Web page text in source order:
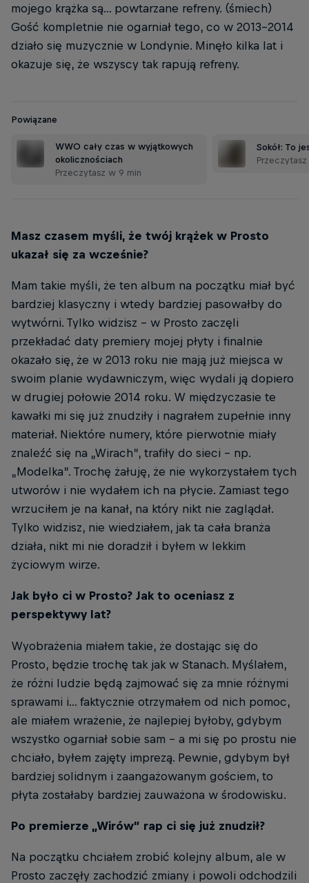
mojego krążka są... powtarzane refreny. (śmiech)
Gość kompletnie nie ogarniał tego, co w 2013-2014
działo się muzycznie w Londynie. Minęło kilka lat i
okazuje się, że wszyscy tak rapują refreny.
Powiązane
WWO cały czas w wyjątkowych
okolicznościach
Przeczytasz w 9 min
Sokół: To
Masz czasem myśli, że twój krążek w Prosto
ukazał się za wcześnie?
Mam takie myśli, że ten album na początku miał być
bardziej klasyczny i wtedy bardziej pasowałby do
wytwórni. Tylko widzisz - w Prosto zaczęli
przekładać daty premiery mojej płyty i finalnie
okazało się, że w 2013 roku nie mają już miejsca w
swoim planie wydawniczym, więc wydali ją dopiero
w drugiej połowie 2014 roku. W międzyczasie te
kawałki mi się już znudziły i nagrałem zupełnie inny
materiał. Niektóre numery, które pierwotnie miały
znaleźć się na „Wirach”, trafiły do sieci - np.
„Modelka”. Trochę żałuję, że nie wykorzystałem tych
utworów i nie wydałem ich na płycie. Zamiast tego
wrzuciłem je na kanał, na który nikt nie zaglądał.
Tylko widzisz, nie wiedziałem, jak ta cała branża
działa, nikt mi nie doradził i byłem w lekkim
życiowym wirze.
Jak było ci w Prosto? Jak to oceniasz z
perspektywy lat?
Wyobrażenia miałem takie, że dostając się do
Prosto, będzie trochę tak jak w Stanach. Myślałem,
że różni ludzie będą zajmować się za mnie różnymi
sprawami i... faktycznie otrzymałem od nich pomoc,
ale miałem wrażenie, że najlepiej byłoby, gdybym
wszystko ogarniał sobie sam - a mi się po prostu nie
chciało, byłem zajęty imprezą. Pewnie, gdybym był
bardziej solidnym i zaangażowanym gościem, to
płyta zostałaby bardziej zauważona w środowisku.
Po premierze „Wirów” rap ci się już znudził?
Na początku chciałem zrobić kolejny album, ale w
Prosto zaczęły zachodzić zmiany i powoli odchodzili